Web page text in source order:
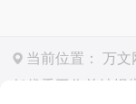
当前位置： 万文
任优秀工作总结报告